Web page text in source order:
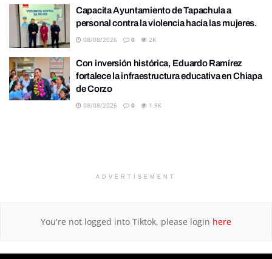
Capacita Ayuntamiento de Tapachula a
personal contra la violencia hacia las mujeres.
08/08/2026 0 2K
Con inversión histórica, Eduardo Ramírez
fortalece la infraestructura educativa en Chiapa
de Corzo
08/08/2026 0 1.9K
ADVERTISEMENT
You're not logged into Tiktok, please login here